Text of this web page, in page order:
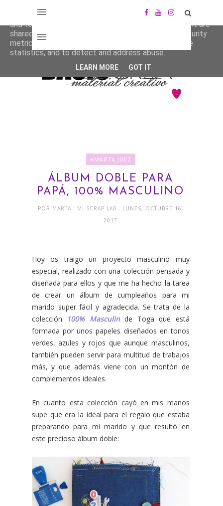
♥MARTA JUEZ
ÁLBUM DOBLE PARA
PAPÁ, 100% MASCULINO
POR MARTA - MI SCRAP LAB - LUNES, OCTUBRE 16,
2017
Hoy os traigo un proyecto masculino muy
especial, realizado con una colección pensada y
diseñada para ellos y que me ha hecho la tarea
de crear un álbum de cumpleaños para mi
marido super fácil y agradecida. Se trata de la
colección
100% Masculinde Toga que está
formada por unos papeles diseñados en tonos
verdes, azules y rojos que aunque masculinos,
también pueden servir para multitud de trabajos
más, y que además viene con un montón de
complementos ideales.
En cuanto esta colección cayó en mis manos
supe que era la ideal para el regalo que estaba
preparando para mi marido y que resultó en
este precioso álbum doble:
This site uses cookies from Google to deliver its services
and to analyze traffic. Your IP address and user-agent are
shared with Google along with performance and security
metrics to ensure quality of service, generate usage
statistics, and to detect and address abuse.
LEARN MORE GOT IT